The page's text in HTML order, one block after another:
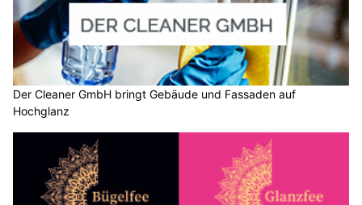
Der Cleaner GmbH bringt Gebäude und Fassaden auf
Hochglanz